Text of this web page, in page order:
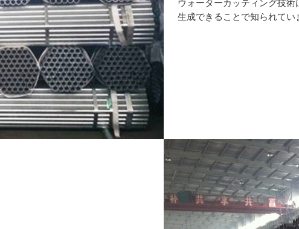
ウォーターカッティング技
生成できることで知られてい